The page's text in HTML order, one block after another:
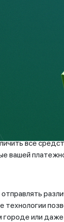
с
важную
по
а затем
CVV/CVC
то есть
все
вашей
или даже